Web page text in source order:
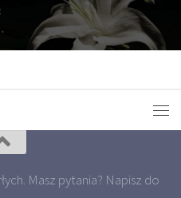
Masz pytania? Napisz do